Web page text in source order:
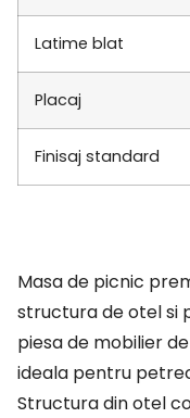
Latime blat
Placaj
Finisaj standard
Masa de picnic
structura de otel si
piesa de mobilier
ideala pentru
Structura din otel